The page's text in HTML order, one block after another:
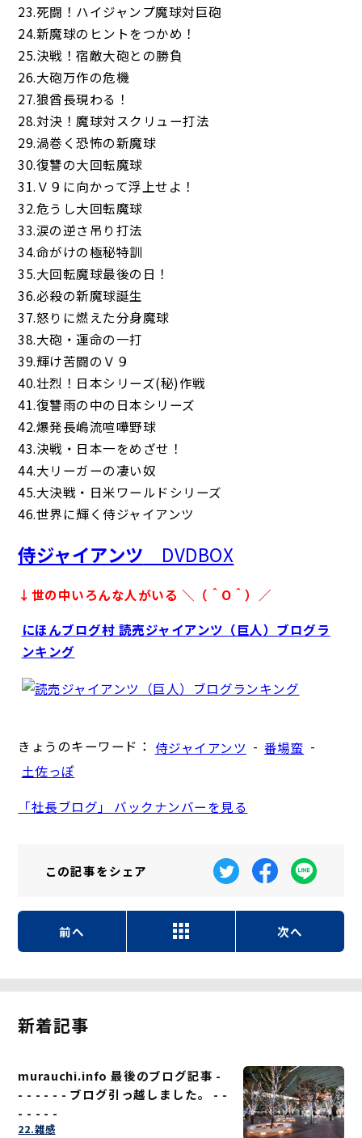
23.死闘！ハイジャンプ魔球対巨砲
24.新魔球のヒントをつかめ！
25.決戦！宿敵大砲との勝負
26.大砲万作の危機
27.狼酋長現わる！
28.対決！魔球対スクリュー打法
29.渦巻く恐怖の新魔球
30.復讐の大回転魔球
31.Ｖ９に向かって浮上せよ！
32.危うし大回転魔球
33.涙の逆さ吊り打法
34.命がけの極秘特訓
35.大回転魔球最後の日！
36.必殺の新魔球誕生
37.怒りに燃えた分身魔球
38.大砲・運命の一打
39.輝け苦闘のＶ９
40.壮烈！日本シリーズ(秘)作戦
41.復讐雨の中の日本シリーズ
42.爆発長嶋流喧嘩野球
43.決戦・日本一をめざせ！
44.大リーガーの凄い奴
45.大決戦・日米ワールドシリーズ
46.世界に輝く侍ジャイアンツ
侍ジャイアンツ DVDBOX
↓世の中いろんな人がいる ＼（＾O＾）／
にほんブログ村 読売ジャイアンツ（巨人）ブログラ
ンキング
きょうのキーワード： 侍ジャイアンツ - 番場蛮 -
土佐っぽ
「社長ブログ」 バックナンバーを見る
この記事をシェア
前へ 次へ
新着記事
murauchi.info 最後のブログ記事 -
- - - - - - ブログ引っ越しました。 - -
- - - - -
22.雑感